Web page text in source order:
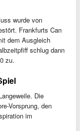
wurde von
Frankfurts Can
dem Ausgleich
schlug dann
zu.
Die
Vorsprung, den
im